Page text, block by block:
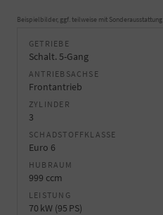
Beispielbilder, ggf. teilweise mit Sonderausstattung
GETRIEBE
Schalt. 5-Gang
ANTRIEBSACHSE
Frontantrieb
ZYLINDER
3
SCHADSTOFFKLASSE
Euro 6
HUBRAUM
999 ccm
LEISTUNG
70 kW (95 PS)